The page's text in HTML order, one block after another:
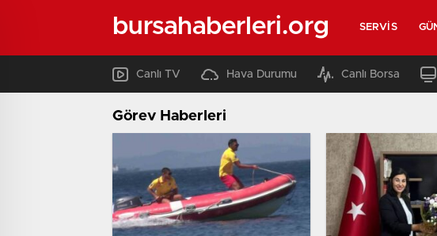
bursahaberleri.org SERVIS
Canlı TV Hava Durumu Canlı Borsa
Görev Haberleri